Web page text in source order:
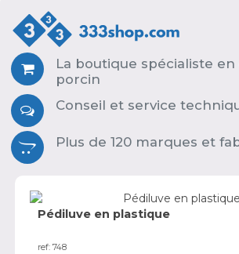
La boutique spécialiste en
porcin
Conseil et service
Plus de 120 marques et
Pédiluve en plastique
ref: 748